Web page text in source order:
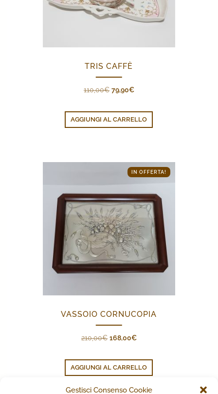
Gestisci Consenso Cookie
TRIS CAFFÈ
110,00€ Il
originale
era:
110,00€.
79,90€Il
attuale
è:
79,90€.
AGGIUNGI AL CARRELLO
IN OFFERTA!
VASSOIO CORNUCOPIA
210,00€ Il
originale
era:
210,00€.
168,00€Il
attuale
è:
168,00€.
AGGIUNGI AL CARRELLO